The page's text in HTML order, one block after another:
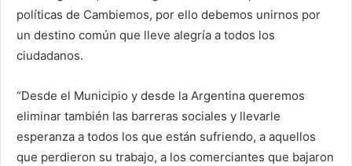
políticas de Cambiemos, por ello debemos unirnos por
un destino común que lleve alegría a todos los
ciudadanos.
“Desde el Municipio y desde la Argentina queremos
eliminar también las barreras sociales y llevarle
esperanza a todos los que están sufriendo, a aquellos
que perdieron su trabajo, a los comerciantes que bajaron